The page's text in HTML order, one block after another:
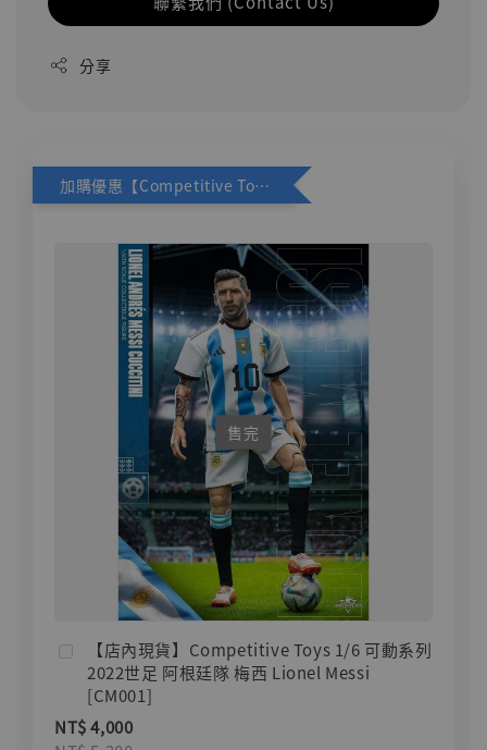
分享
加購優惠【Competitive Toys 梅西 [CM001]】
售完
【店內現貨】Competitive Toys 1/6 可動系列
2022世足 阿根廷隊 梅西 Lionel Messi
[CM001]
NT$ 4,000